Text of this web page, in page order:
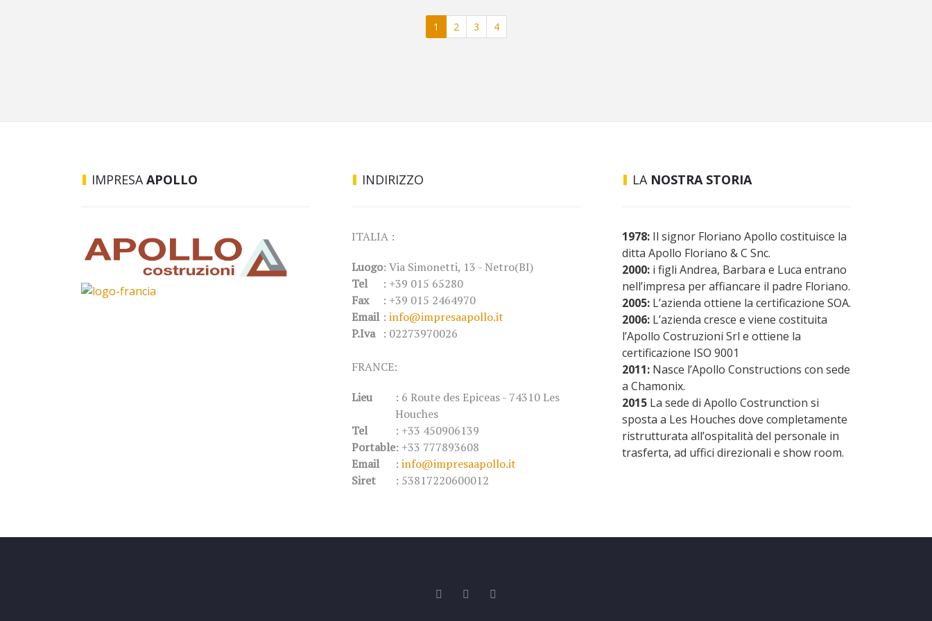
1 2 3 4
IMPRESAAPOLLO INDIRIZZO
ITALIA :
Luogo: Via Simonetti, 13 - Netro(BI)
Tel
: +39 015 65280
Fax
: +39 015 2464970
Email : info@impresaapollo.it
P.Iva : 02273970026
FRANCE:
Lieu
: 6 Route des Epiceas - 74310 Les
Houches
Tel
: +33 450906139
Portable: +33 777893608
Email
: info@impresaapollo.it
Siret
: 53817220600012
LA NOSTRA STORIA
1978: Il signor Floriano Apollo costituisce la
ditta Apollo Floriano & C Snc.
2000: i figli Andrea, Barbara e Luca entrano
nell’impresa per affiancare il padre Floriano.
2005: L’azienda ottiene la certificazione SOA.
2006: L’azienda cresce e viene costituita
l’Apollo Costruzioni Srl e ottiene la
certificazione ISO 9001
2011: Nasce l’Apollo Constructions con sede
a Chamonix.
2015 La sede di Apollo Costrunction si
sposta a Les Houches dove completamente
ristrutturata all’ospitalità del personale in
trasferta, ad uffici direzionali e show room.